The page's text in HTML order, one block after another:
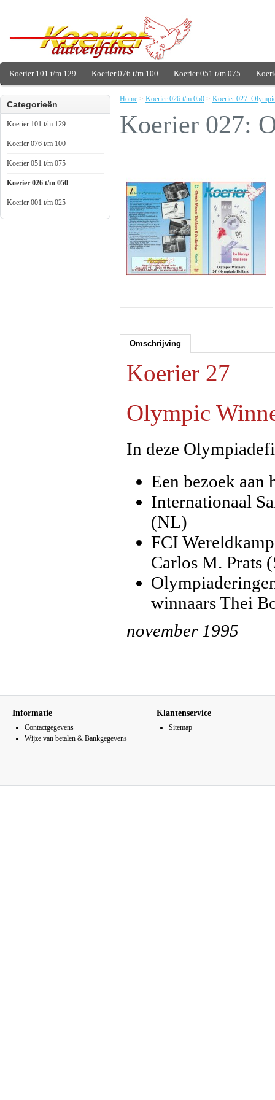
Koerier 101 t/m 129 Koerier 076 t/m 100 Koerier 051 t/m 075
Categorieën
Koerier 101 t/m 129
Koerier 076 t/m 100
Koerier 051 t/m 075
Koerier 026 t/m 050
Koerier 001 t/m 025
Home > Koerier 026 t/m 050 > Koerier 027:
Koerier 027:
Omschrijving
Koerier 27
Olympic
In deze
Een bezoek aan
Internationaal
(NL)
FCI
Carlos M. Prats
winnaars Thei
november 1995
Informatie
Contactgegevens
Wijze van betalen & Bankgegevens
Klantenservice
Sitemap